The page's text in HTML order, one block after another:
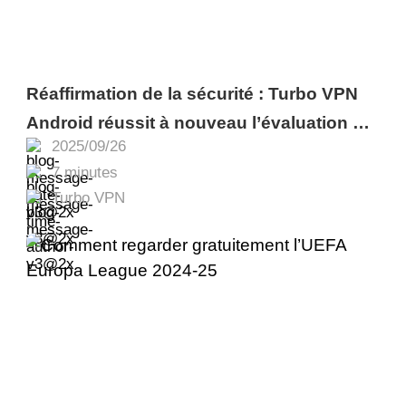
2025/09/26
7 minutes
Turbo VPN
Réaffirmation de la sécurité : Turbo VPN
Android réussit à nouveau l’évaluation de
sécurité des applications mobiles